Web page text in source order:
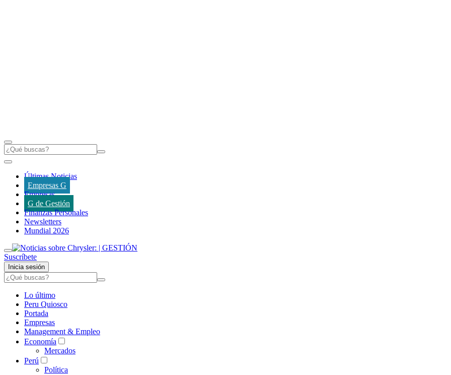
Últimas Noticias
Empresas G
Empresas
G de Gestión
Finanzas Personales
Newsletters
Mundial 2026
Suscríbete
Inicia sesión
Lo último
Peru Quiosco
Portada
Empresas
Management & Empleo
Economía
Mercados
Perú
Política